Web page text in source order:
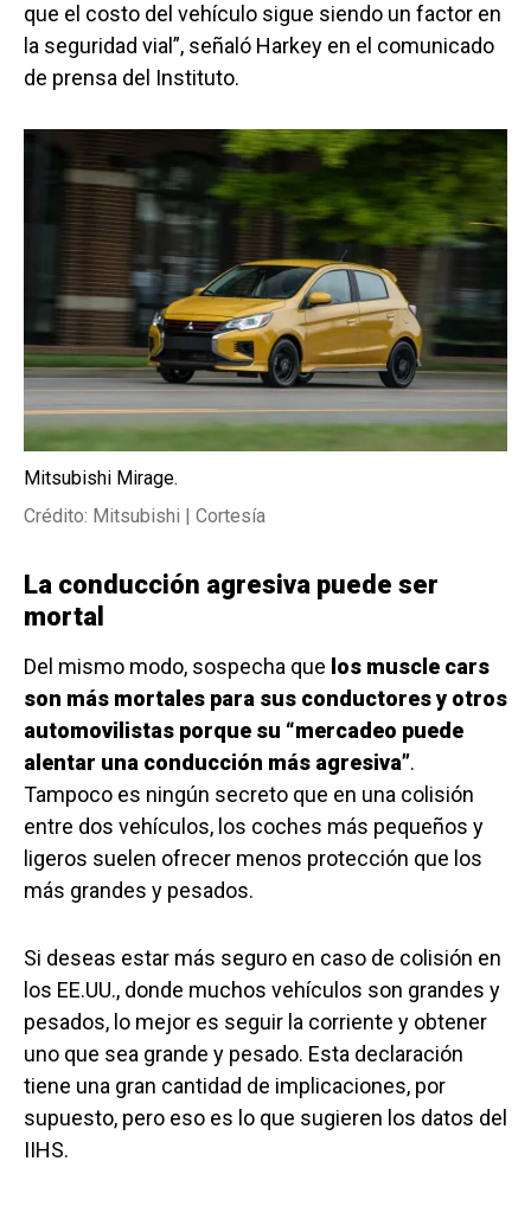
que el costo del vehículo sigue siendo un factor en
la seguridad vial”, señaló Harkey en el comunicado
de prensa del Instituto.
Mitsubishi Mirage.
Crédito: Mitsubishi | Cortesía
La conducción agresiva puede ser
mortal
Del mismo modo, sospecha que los muscle cars
son más mortales para sus conductores y otros
automovilistas porque su “mercadeo puede
alentar una conducción más agresiva”.
Tampoco es ningún secreto que en una colisión
entre dos vehículos, los coches más pequeños y
ligeros suelen ofrecer menos protección que los
más grandes y pesados.
Si deseas estar más seguro en caso de colisión en
los EE.UU., donde muchos vehículos son grandes y
pesados, lo mejor es seguir la corriente y obtener
uno que sea grande y pesado. Esta declaración
tiene una gran cantidad de implicaciones, por
supuesto, pero eso es lo que sugieren los datos del
IIHS.